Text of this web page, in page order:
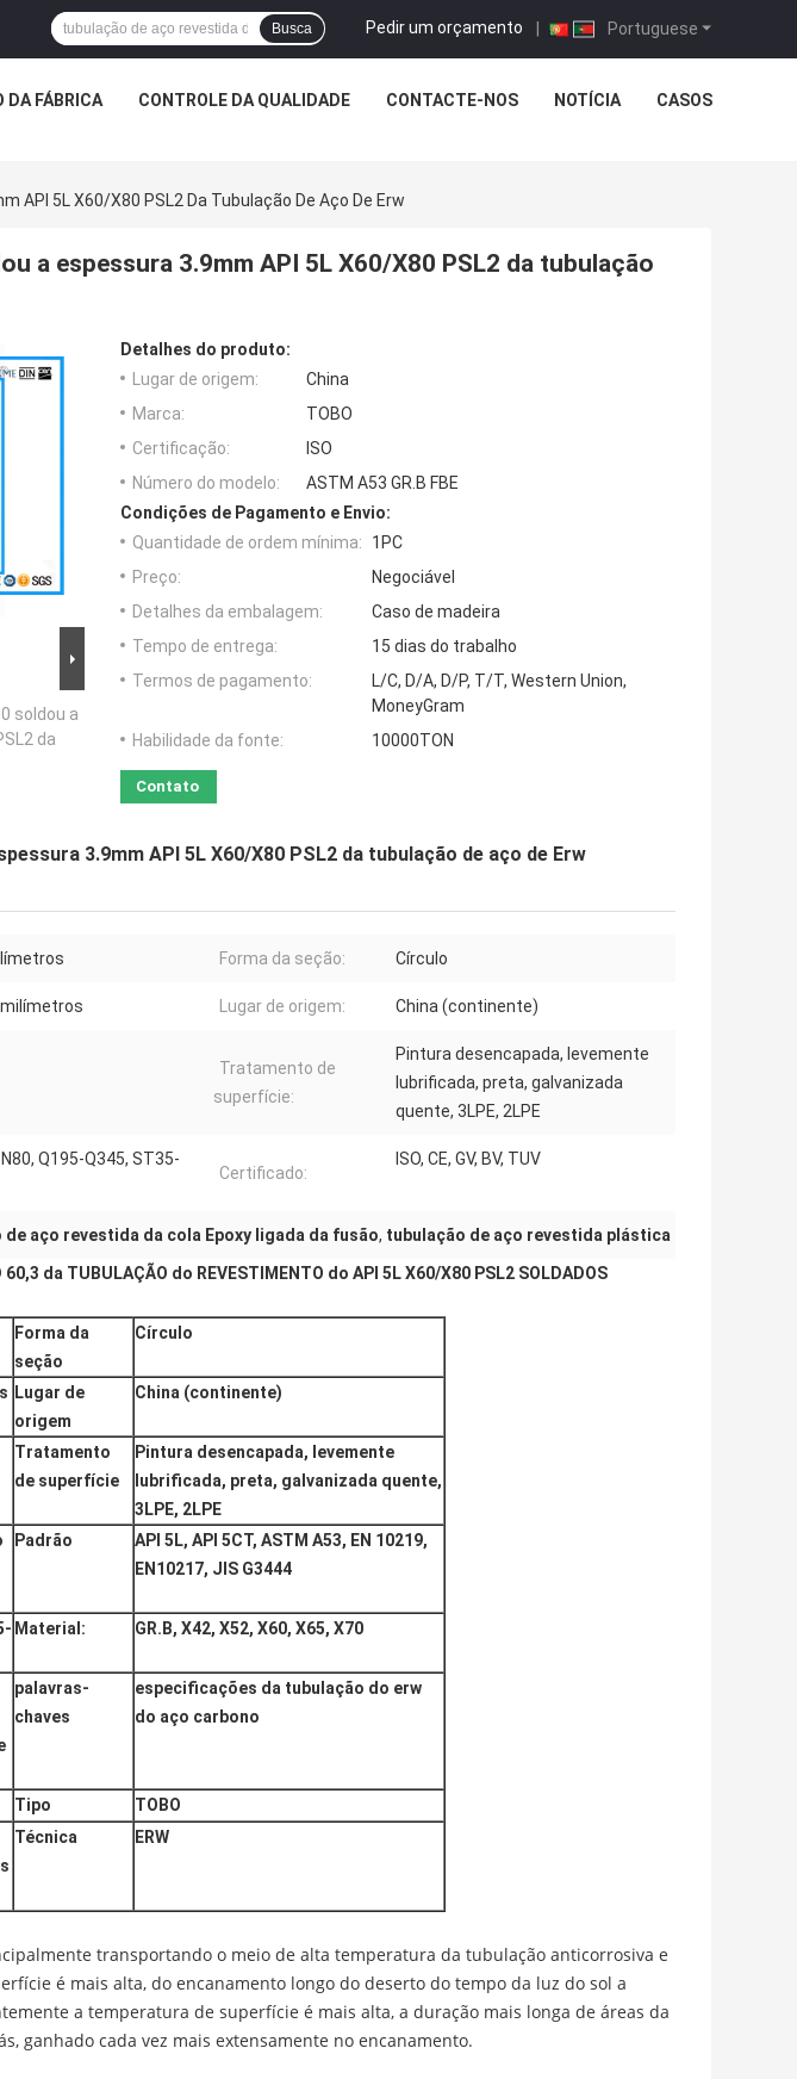
Portuguese
Pedir um orçamento |
Busca
DA FÁBRICA CONTROLE DA QUALIDADE CONTACTE-NOS NOTÍCIA CASOS
API 5L X60/X80 PSL2 Da Tubulação De Aço De Erw
a espessura 3.9mm API 5L X60/X80 PSL2 da tubulação
soldou a
da
Detalhes do produto:
Lugar de origem:
China
Marca:
TOBO
Certificação:
ISO
Número do modelo:
ASTM A53 GR.B FBE
Condições de Pagamento e Envio:
Quantidade de ordem mínima:
1PC
Preço:
Negociável
Detalhes da embalagem:
Caso de madeira
Tempo de entrega:
15 dias do trabalho
Termos de pagamento:
L/C, D/A, D/P, T/T, Western Union,
MoneyGram
Habilidade da fonte:
10000TON
Contato
3.9mm API 5L X60/X80 PSL2 da tubulação de aço de Erw
Forma da seção: Círculo
Lugar de origem: China (continente)
Tratamento de
superfície:
Pintura desencapada, levemente
lubrificada, preta, galvanizada
quente, 3LPE, 2LPE
Q195-Q345, ST35-
Certificado:
ISO, CE, GV, BV, TUV
de aço revestida da cola Epoxy ligada da fusão, tubulação de aço revestida plástica
60,3 da TUBULAÇÃO do REVESTIMENTO do API 5L X60/X80 PSL2 SOLDADOS
Forma da
seção
Círculo
Lugar de
origem
China (continente)
Tratamento
de superfície
Pintura desencapada, levemente
lubrificada, preta, galvanizada quente,
3LPE, 2LPE
Padrão
API 5L, API 5CT, ASTM A53, EN 10219,
EN10217, JIS G3444
Material: GR.B, X42, X52, X60, X65, X70
palavras-
chaves
especificações da tubulação do erw
do aço carbono
Tipo
TOBO
Técnica ERW
transportando o meio de alta temperatura da tubulação anticorrosiva e
é mais alta, do encanamento longo do deserto do tempo da luz do sol a
a temperatura de superfície é mais alta, a duração mais longa de áreas da
ganhado cada vez mais extensamente no encanamento.